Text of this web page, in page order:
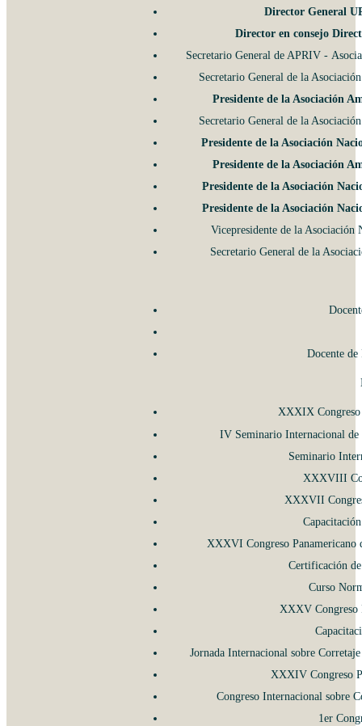
Director General
Director en consejo
Secretario General de APRIV -
Secretario General de la
Presidente de la Asociación
Secretario General de la
Presidente de la Asociación
Presidente de la Asociación
Presidente de la Asociación
Presidente de la Asociación
Vicepresidente de la
Secretario General de la
Docente
XXXIX Congreso
IV Seminario Internacional
Seminario
XXXVIII
XXXVII
XXXVI Congreso Panamericano
Certificación
Curso
XXXV Congreso
Jornada Internacional sobre
XXXIV Congreso
Congreso Internacional sobre
1er